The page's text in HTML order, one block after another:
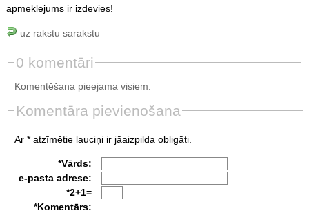
apmeklējums ir izdevies!
uz rakstu sarakstu
0 komentāri
Komentēšana pieejama visiem.
Komentāra pievienošana
Ar * atzīmētie lauciņi ir jāaizpilda obligāti.
*Vārds:
e-pasta adrese:
*2+1=
*Komentārs: